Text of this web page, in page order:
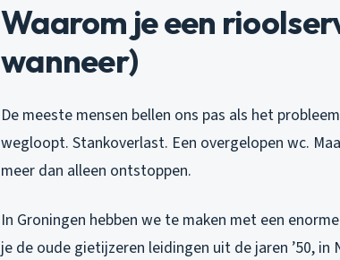
Waarom je een
wanneer)
De meeste mensen bellen ons pas als het
wegloopt. Stankoverlast. Een overgelopen wc.
meer dan alleen ontstoppen.
In Groningen hebben we te maken met een
je de oude gietijzeren leidingen uit de jaren ’50,